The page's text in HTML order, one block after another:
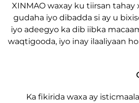
XINMAO waxay ku
gudaha iyo dibadda si
iyo adeegyo ka dib iibka
waqtigooda, iyo inay
Ka fikirida waxa ay